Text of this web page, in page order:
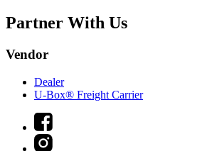
Partner With Us
Vendor
Dealer
U-Box® Freight Carrier